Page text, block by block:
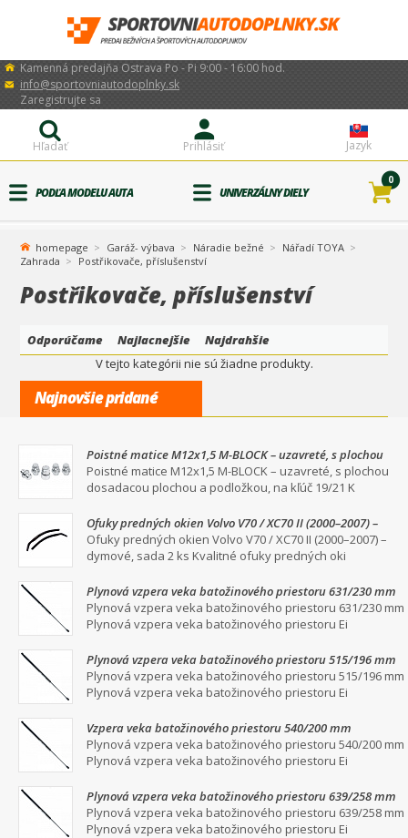
Kamenná predajňa Ostrava Po - Pi 9:00 - 16:00 hod.
info@sportovniautodoplnky.sk
Jazyk
Prihlásiť
Zaregistrujte sa
Hľadať
PODĽA MODELU AUTA UNIVERZÁLNY DIELY
0
homepage Garáž- výbava Náradie bežné
Nářadí TOYA
Zahrada
Postřikovače, příslušenství
Postřikovače, příslušenství
Odporúčame Najlacnejšie
Najdrahšie
V tejto kategórii nie sú žiadne produkty.
Najnovšie pridané
Poistné matice M12x1,5 M-BLOCK – uzavreté, s plochou
dosadacou plochou a podložkou, na kľúč 19/21
Poistné matice M12x1,5 M-BLOCK – uzavreté, s plochou
dosadacou plochou a podložkou, na kľúč 19/21 K
Ofuky predných okien Volvo V70 / XC70 II (2000–2007) –
dymové, sada 2 ks
Ofuky predných okien Volvo V70 / XC70 II (2000–2007) –
dymové, sada 2 ks Kvalitné ofuky predných oki
Plynová vzpera veka batožinového priestoru 631/230 mm
Plynová vzpera veka batožinového priestoru 631/230 mm
Plynová vzpera veka batožinového priestoru Ei
Plynová vzpera veka batožinového priestoru 515/196 mm
Plynová vzpera veka batožinového priestoru 515/196 mm
Plynová vzpera veka batožinového priestoru Ei
Vzpera veka batožinového priestoru 540/200 mm
Plynová vzpera veka batožinového priestoru 540/200 mm
Plynová vzpera veka batožinového priestoru Ei
Plynová vzpera veka batožinového priestoru 639/258 mm
Plynová vzpera veka batožinového priestoru 639/258 mm
Plynová vzpera veka batožinového priestoru Ei